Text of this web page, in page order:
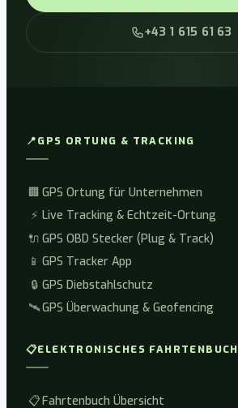
+43 1 615 61 63
📍GPS ORTUNG & TRACKING
🏢 GPS Ortung für Unternehmen
⚡ Live Tracking & Echtzeit-Ortung
🔌 GPS OBD Stecker (Plug & Track)
📱 GPS Tracker App
🔒 GPS Diebstahlschutz
🛰️GPS Überwachung & Geofencing
📋ELEKTRONISCHES FAHRTENBUCH
📋Fahrtenbuch Übersicht